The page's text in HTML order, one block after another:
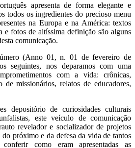
apresenta de forma elegante e
todos os ingredientes do precioso menu
na Europa e na América: textos
e fotos de altíssima definição são alguns
comunicação.
(Anno 01, n. 01 de fevereiro de
seguintes, nos deparamos com uma
com a vida: crônicas,
de missionários, relatos de educadores,
depositório de curiosidades culturais
este veículo de comunicação
revelador e socializador de projetos
próximo e da defesa da vida de tantos
como eram apresentadas as